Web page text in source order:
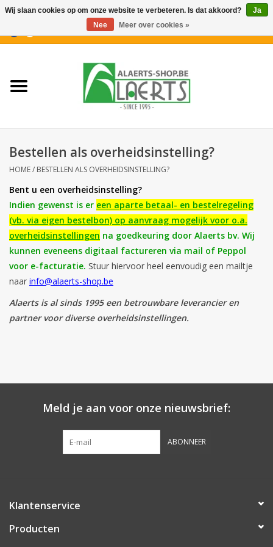
Nieuwigheden
Confiserie
Dranken
Aperitiefkoekjes
Botanicals
Cleaning-producten
Verpakking
Bestellen als overheidsinstelling?
HOME/ BESTELLEN ALS OVERHEIDSINSTELLING?
Bent u een overheidsinstelling?
Indien gewenst is er een aparte betaal- en bestelregeling
(vb. via eigen bestelbon) op aanvraag mogelijk voor o.a.
overheidsinstellingen na goedkeuring door Alaerts bv. Wij
kunnen eveneens digitaal factureren via mail of Peppol
voor e-facturatie. Stuur hiervoor heel eenvoudig een mailtje
naar info@alaerts-shop.be
Alaerts is al sinds 1995 een betrouwbare leverancier en
partner voor diverse overheidsinstellingen.
Meld je aan voor onze nieuwsbrief:
ABONNEER
Klantenservice
Producten
Wij slaan cookies op om onze website te verbeteren. Is dat akkoord?
Ja
Nee
Meer over cookies »